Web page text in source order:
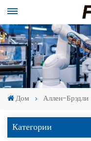
Дом Аллен-Брэдли
Категории